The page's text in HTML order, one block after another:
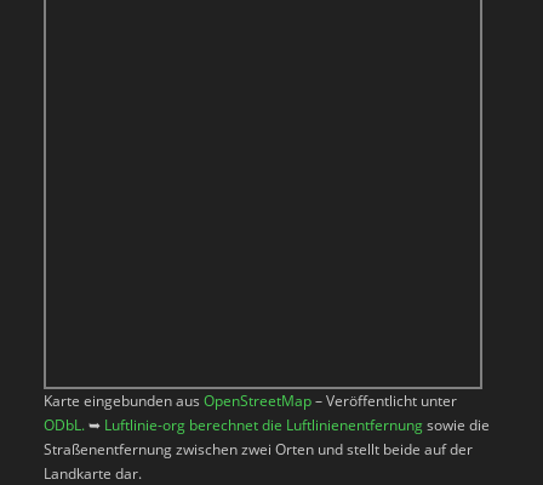
Karte eingebunden aus OpenStreetMap– Veröffentlicht unter
ODbL.➥ Luftlinie-org berechnet die Luftlinienentfernungsowie die
Straßenentfernung zwischen zwei Orten und stellt beide auf der
Landkarte dar.